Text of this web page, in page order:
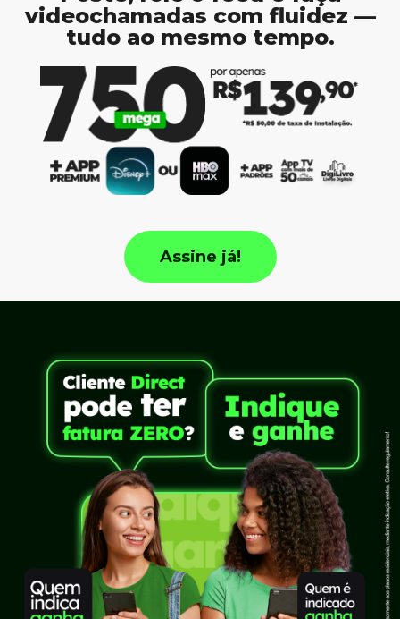
videochamadas com fluidez —
tudo ao mesmo tempo.
Assine já!